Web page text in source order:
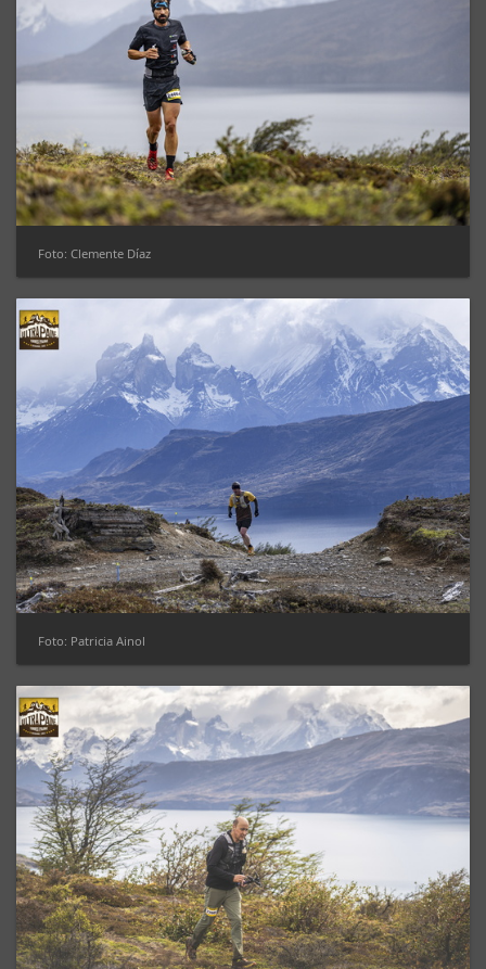
Foto: Clemente Díaz
Foto: Patricia Ainol